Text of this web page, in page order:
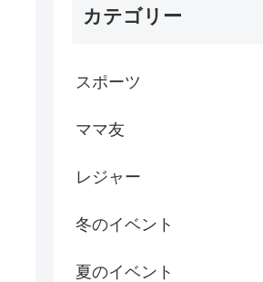
カテゴリー
スポーツ
ママ友
レジャー
冬のイベント
夏のイベント